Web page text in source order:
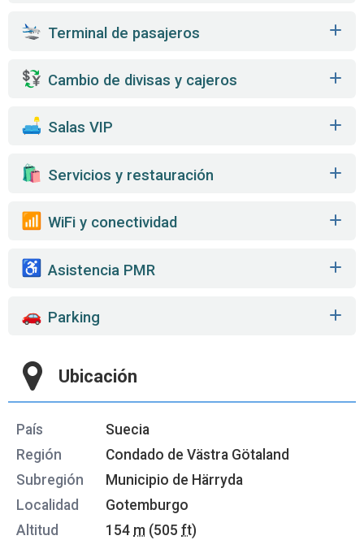
Terminal de pasajeros
Cambio de divisas y cajeros
️ Salas VIP
️ Servicios y restauración
WiFi y conectividad
Asistencia PMR
Parking
Ubicación
País
Suecia
Región
Condado de Västra Götaland
Subregión
Municipio de Härryda
Localidad
Gotemburgo
Altitud
154 m (505 ft)